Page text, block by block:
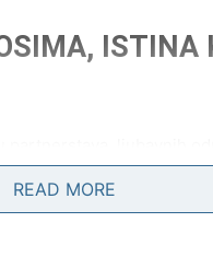
ISTINA
možete naći u situaciji da
i bez samozavaravanja.
razgovora koji menja
READ MORE